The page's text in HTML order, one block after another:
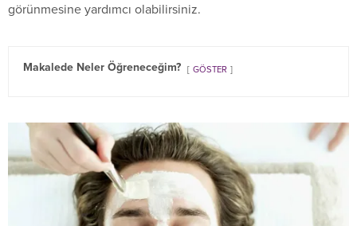
görünmesine yardımcı olabilirsiniz.
Makalede Neler Öğreneceğim? GÖSTER